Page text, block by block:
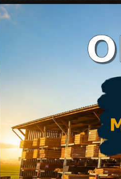
Castellation
van NewTechWood
hout-kunststof-composiet
maakt.